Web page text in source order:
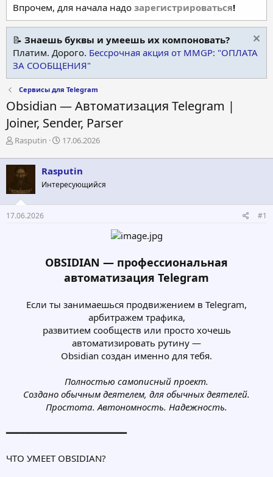
Впрочем, для начала надо зарегистрироваться!
📝 Знаешь буквы и умеешь их компоновать?
Платим. Дорого. Бессрочная акция от MMGP: "ОПЛАТА
ЗА СООБЩЕНИЯ"
Сервисы для Telegram
Obsidian — Автоматизация Telegram |
Joiner, Sender, Parser
А
т
о
т
е
м
Rasputin
Д
т
а
н
ч
17.06.2026
Rasputin
Интересующийся
17.06.2026 #1
OBSIDIAN — профессиональная
автоматизация Telegram
Если ты занимаешься продвижением в Telegram,
арбитражем трафика,
развитием сообществ или просто хочешь
автоматизировать рутину —
Obsidian создан именно для тебя.
Полностью самописный проект.
Создано обычным деятелем, для обычных деятелей.
Простота. Автономность. Надежность.
━━━━━━━━━━━━━━━━━━━━━━
ЧТО УМЕЕТ OBSIDIAN?